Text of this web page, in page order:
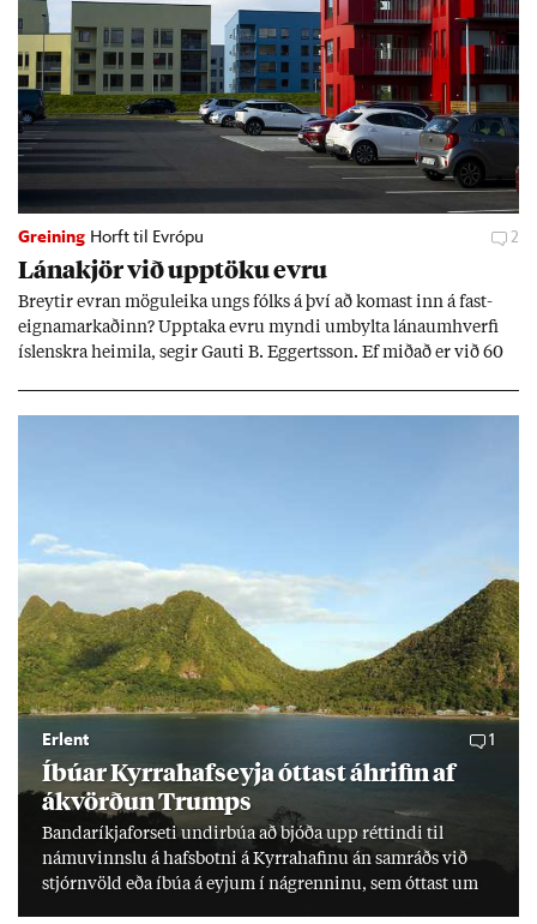
Greining Horft til Evrópu 2
Lána­kjör við upp­töku evru
Breyt­ir evr­an mögu­leika ungs fólks á því að kom­ast inn á fast­
eigna­mark­að­inn? Upp­taka evru myndi um­bylta lánaum­hverfi
ís­lenskra heim­ila, seg­ir Gauti B. Eggerts­son. Ef mið­að er við 60
Erlent 1
Íbú­ar Kyrra­hafs­eyja ótt­ast áhrif­in af
ákvörð­un Trumps
Banda­ríkja­for­seti und­ir­búa að bjóða upp rétt­indi til
námu­vinnslu á hafs­botni á Kyrra­haf­inu án sam­ráðs við
stjórn­völd eða íbúa á eyj­um í ná­grenn­inu, sem ótt­ast um